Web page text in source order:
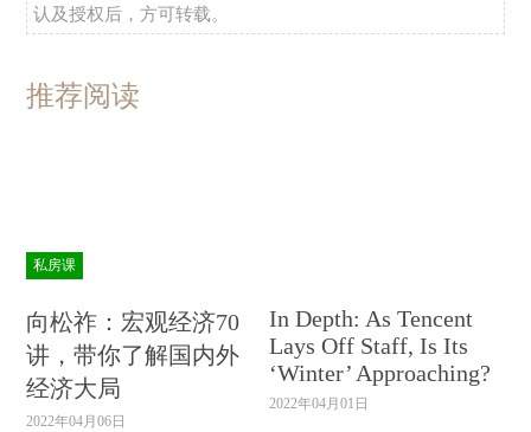
认及授权后，方可转载。
推荐阅读
私房课
向松祚：宏观经济70
讲，带你了解国内外
经济大局
2022年04月06日
In Depth: As Tencent
Lays Off Staff, Is Its
‘Winter’ Approaching?
2022年04月01日